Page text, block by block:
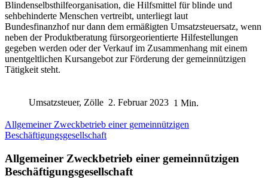
Blindenselbsthilfeorganisation, die Hilfsmittel für blinde und
sehbehinderte Menschen vertreibt, unterliegt laut
Bundesfinanzhof nur dann dem ermäßigten Umsatzsteuersatz, wenn
neben der Produktberatung fürsorgeorientierte Hilfestellungen
gegeben werden oder der Verkauf im Zusammenhang mit einem
unentgeltlichen Kursangebot zur Förderung der gemeinnützigen
Tätigkeit steht.
Umsatzsteuer, Zölle 2. Februar 2023 1 Min.
Allgemeiner Zweckbetrieb einer gemeinnützigen
Beschäftigungsgesellschaft
Allgemeiner Zweckbetrieb einer gemeinnützigen
Beschäftigungsgesellschaft